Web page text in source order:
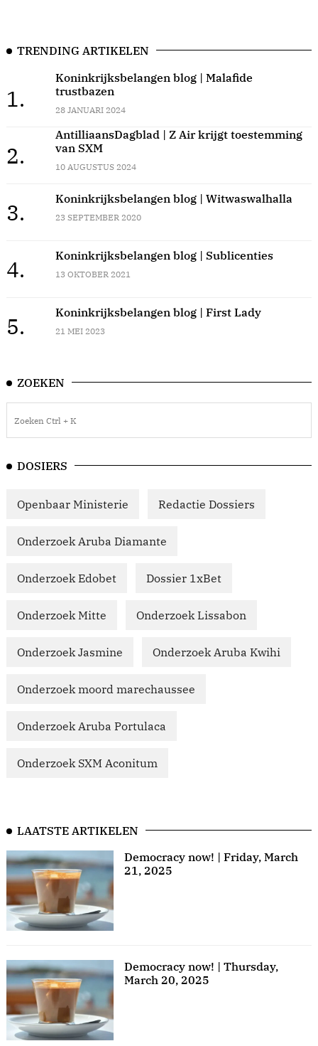
TRENDING ARTIKELEN
1.
Koninkrijksbelangen blog | Malafide
trustbazen
28 JANUARI 2024
2.
AntilliaansDagblad | Z Air krijgt toestemming
van SXM
10 AUGUSTUS 2024
3.
Koninkrijksbelangen blog | Witwaswalhalla
23 SEPTEMBER 2020
4.
Koninkrijksbelangen blog | Sublicenties
13 OKTOBER 2021
5.
Koninkrijksbelangen blog | First Lady
21 MEI 2023
ZOEKEN
DOSIERS
Openbaar Ministerie Redactie Dossiers
Onderzoek Aruba Diamante
Onderzoek Edobet Dossier 1xBet
Onderzoek Mitte Onderzoek Lissabon
Onderzoek Jasmine Onderzoek Aruba Kwihi
Onderzoek moord marechaussee
Onderzoek Aruba Portulaca
Onderzoek SXM Aconitum
LAATSTE ARTIKELEN
Democracy now! | Friday, March
21, 2025
Democracy now! | Thursday,
March 20, 2025